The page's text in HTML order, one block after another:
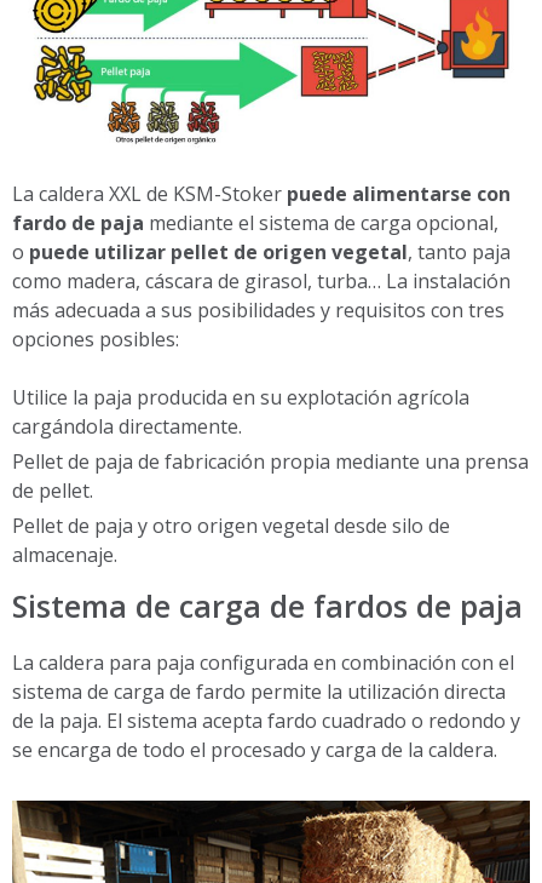
La caldera XXL de KSM-Stoker puede alimentarse con
fardo de paja mediante el sistema de carga opcional,
o puede utilizar pellet de origen vegetal, tanto paja
como madera, cáscara de girasol, turba… La instalación
más adecuada a sus posibilidades y requisitos con tres
opciones posibles:
Utilice la paja producida en su explotación agrícola
cargándola directamente.
Pellet de paja de fabricación propia mediante una prensa
de pellet.
Pellet de paja y otro origen vegetal desde silo de
almacenaje.
Sistema de carga de fardos de paja
La caldera para paja configurada en combinación con el
sistema de carga de fardo permite la utilización directa
de la paja. El sistema acepta fardo cuadrado o redondo y
se encarga de todo el procesado y carga de la caldera.